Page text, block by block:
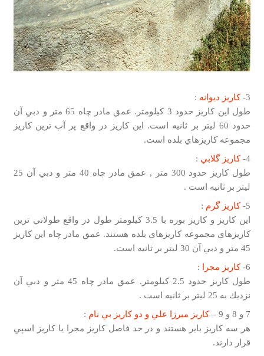
3- كاريز ديوانه :
طول اين كاريز حدود 3 كيلومتر. عمق مادر چاه 65 متر و دبي آن
حدود 60 ليتر بر ثانيه است. اين كاريز در واقع پر آب ترين كاريز
مجموعه كاريزهاي بلده است.
4- كاريز گلابي :
طول كاريز حدود 300 متر , عمق مادر چاه 40 متر و دبي آن 25
ليتر بر ثانيه است .
5-
كاريز گرم :
اين كاريز و كاريز بوره با 3.5 كيلومتر طول در واقع طولاني ترين
كاريزهاي مجموعه كاريزهاي بلده هستند. عمق مادر چاه اين كاريز
45 متر و دبي آن 30 ليتر بر ثانيه است.
6- كاريز مجرا :
طول كاريز حدود 2.5 كيلومتر. عمق مادر چاه 45 متر و دبي آن
نزديك به 25 ليتر بر ثانيه است .
7 و 8 و 9 –
كاريز ميرزا علي و دو كاريز بي نام :
هر سه كاريز باير هستند و در حد فاصل كاريز مجرا يا كاريز اسپي
قرار دارند.